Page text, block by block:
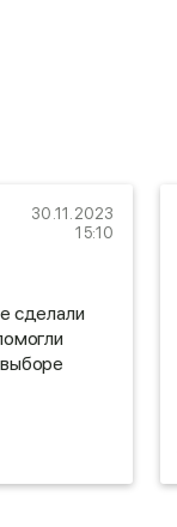
30.11.2023
15:10
сделали